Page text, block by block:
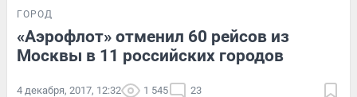
ГОРОД
«Аэрофлот» отменил 60 рейсов из
Москвы в 11 российских городов
4 декабря, 2017, 12:32 1 545 23